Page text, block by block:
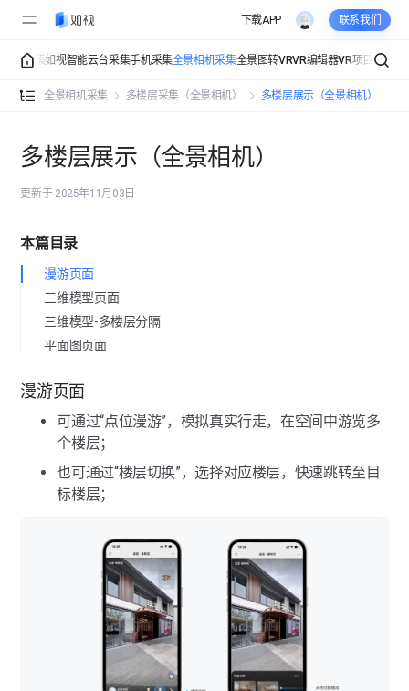
下载APP 联系我们
加莱采集如视智能云台采集手机采集全景相机采集全景图转VRVR编辑器VR项目管理
全景相机采集 多楼层采集（全景相机） 多楼层展示（全景相机）
全景相机采集介绍
安装与连接（全景相机）
倒计时采集
采集模式
曝光功能
空间自动清理
常规采集（全景相机）
多楼层采集（全景相机）
多楼层采集（全景相机）
楼层管理（全景相机）
多楼层展示（全景相机）
全景相机常见问题
如视VR app适配的全景相机有哪些？
如何安装全景相机？
设备连接失败如何解决？
如何合理规划采集路径？
全景相机点位拼接失败如何解决？
多楼层展示（全景相机）
更新于 2025年11月03日
本篇目录
漫游页面
三维模型页面
三维模型-多楼层分隔
平面图页面
漫游页面
可通过“点位漫游”，模拟真实行走，在空间中游览多
个楼层；
也可通过“楼层切换”，选择对应楼层，快速跳转至目
标楼层；